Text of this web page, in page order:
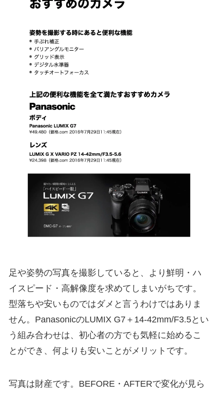
足や姿勢の写真を撮影していると、より鮮明・ハ
イスピード・高解像度を求めてしまいがちです。
型落ちや安いものではダメと言うわけではありま
せん。PanasonicのLUMIX G7＋14-42mm/F3.5とい
う組み合わせは、初心者の方でも気軽に始めるこ
とができ、何よりも安いことがメリットです。
写真は財産です。BEFORE・AFTERで変化が見ら